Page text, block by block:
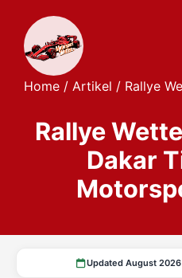
Home / Artikel / Rallye
Rallye
Dakar
Updated August 2026